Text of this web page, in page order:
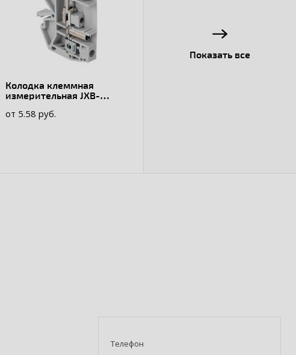
Колодка клеммная
измерительная JXB-
от 5.58 руб.
Показать все
Телефон